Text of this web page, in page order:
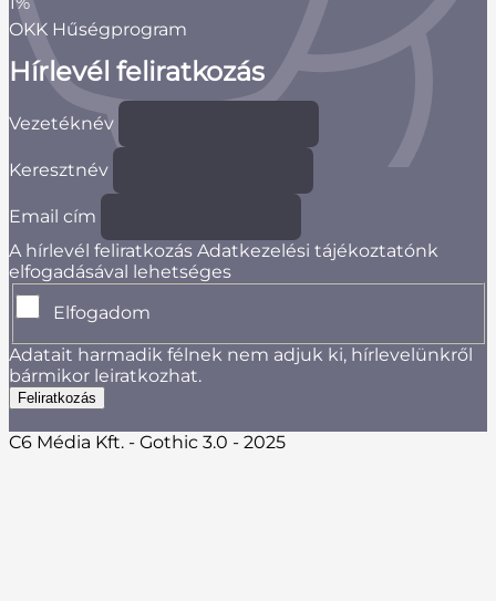
OKK Hűségprogram
Hírlevél feliratkozás
Vezetéknév
Keresztnév
Email cím
A hírlevél feliratkozás Adatkezelési tájékoztatónk
elfogadásával lehetséges
Elfogadom
Adatait harmadik félnek nem adjuk ki, hírlevelünkről
bármikor leiratkozhat.
C6 Média Kft. - Gothic 3.0 - 2025